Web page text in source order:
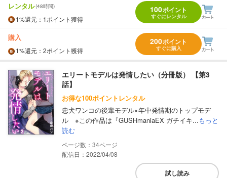
レンタル(48時間)
1%還元 ：1ポイント獲得
100ポイント
すぐにレンタル
購入
1%還元 ：2ポイント獲得
200ポイント
すぐに購入
エリートモデルは発情したい（分冊版） 【第3
話】
お得な100ポイントレンタル
忠犬ワンコの後輩モデル×年中発情期のトップモデ
ル ※この作品は『GUSHmaniaEX ガチイキ...もっと
読む
34
配信日：2022/04/08
試し読み